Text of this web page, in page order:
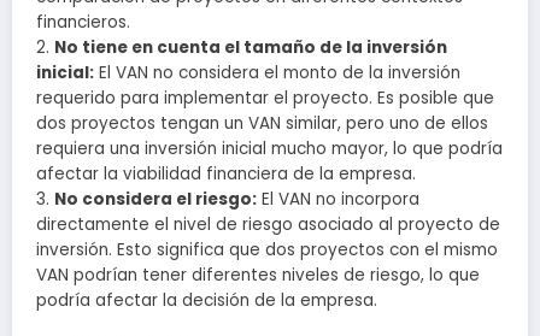
financieros.
2. No tiene en cuenta el tamaño de la inversión
inicial: El VAN no considera el monto de la inversión
requerido para implementar el proyecto. Es posible que
dos proyectos tengan un VAN similar, pero uno de ellos
requiera una inversión inicial mucho mayor, lo que podría
afectar la viabilidad financiera de la empresa.
3. No considera el riesgo: El VAN no incorpora
directamente el nivel de riesgo asociado al proyecto de
inversión. Esto significa que dos proyectos con el mismo
VAN podrían tener diferentes niveles de riesgo, lo que
podría afectar la decisión de la empresa.